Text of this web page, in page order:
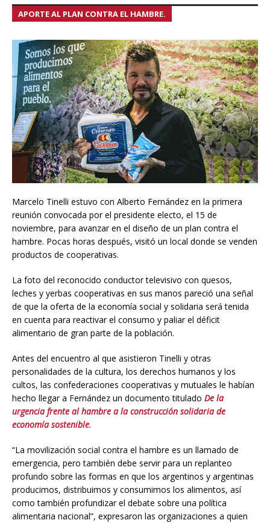
APORTE AL PLAN CONTRA EL HAMBRE.
Marcelo Tinelli estuvo con Alberto Fernández en la primera
reunión convocada por el presidente electo, el 15 de
noviembre, para avanzar en el diseño de un plan contra el
hambre. Pocas horas después, visitó un local donde se venden
productos de cooperativas.
La foto del reconocido conductor televisivo con quesos,
leches y yerbas cooperativas en sus manos pareció una señal
de que la oferta de la economía social y solidaria será tenida
en cuenta para reactivar el consumo y paliar el déficit
alimentario de gran parte de la población.
Antes del encuentro al que asistieron Tinelli y otras
personalidades de la cultura, los derechos humanos y los
cultos, las confederaciones cooperativas y mutuales le habían
hecho llegar a Fernández un documento titulado De la
urgencia frente al hambre a la construcción solidaria de
economía sostenible.
“La movilización social contra el hambre es un llamado de
emergencia, pero también debe servir para un replanteo
profundo sobre las formas en que los argentinos y argentinas
producimos, distribuimos y consumimos los alimentos, así
como también profundizar el debate sobre una política
alimentaria nacional”, expresaron las organizaciones a quien